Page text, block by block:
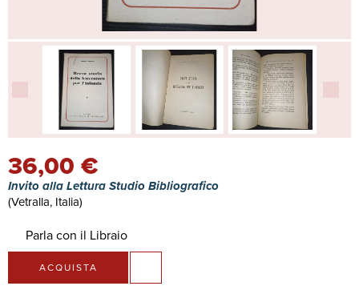
36,00 €
Invito alla Lettura Studio Bibliografico
(Vetralla, Italia)
Parla con il Libraio
ACQUISTA